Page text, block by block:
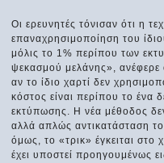
Οι ερευνητές τόνισαν ότι η
επαναχρησιμοποίηση του
μόλις το 1% περίπου των
ψεκασμού μελάνης», ανέφερε
αν το ίδιο χαρτί δεν
κόστος είναι περίπου το ένα
εκτύπωσης. Η νέα μέθοδος
αλλά απλώς αντικατάσταση
όμως, το «τρικ» έγκειται
έχει υποστεί προηγουμένως